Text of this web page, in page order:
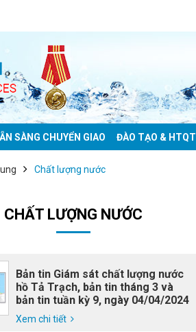
SÀNG CHUYỂN GIAO ĐÀO TẠO & HTQT
Chất lượng nước
CHẤT LƯỢNG NƯỚC
Bản tin Giám sát chất lượng nước
hồ Tả Trạch, bản tin tháng 3 và
bản tin tuần kỳ 9, ngày 04/04/2024
Xem chi tiết